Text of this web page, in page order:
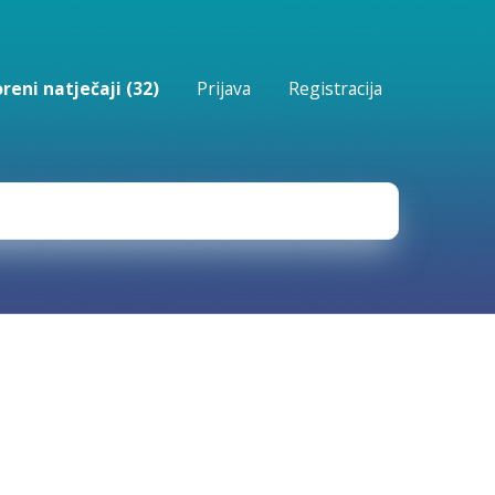
natječaji (32) Prijava Registracija